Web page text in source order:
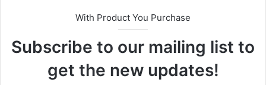
With Product You Purchase
Subscribe to our mailing list to
get the new updates!